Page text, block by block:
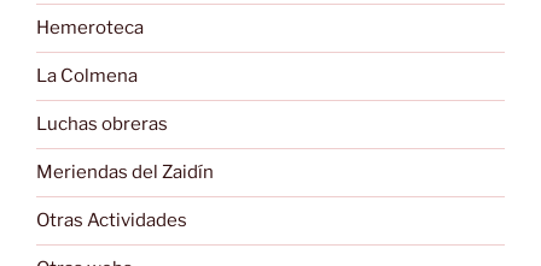
Hemeroteca
La Colmena
Luchas obreras
Meriendas del Zaidín
Otras Actividades